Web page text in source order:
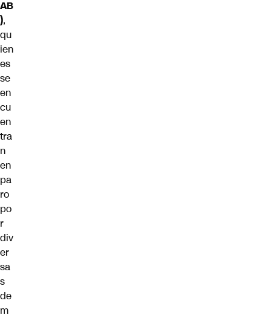
AB
),
qu
ien
es
se
en
cu
en
tra
n
en
pa
ro
po
r
div
er
sa
s
de
m